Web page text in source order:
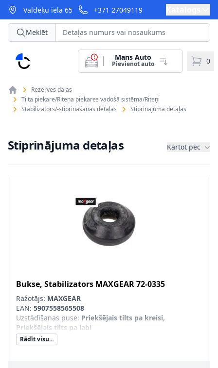
Valdeķu iela 65 +371 27049119
CarParts
Meklēt
Mans Auto
Pievienot auto 0
Rezerves daļas
Tilta piekare/Riteņa piekares vadošā sistēma/Riteņi
Stabilizators/-stiprināšanas detaļas
Stiprinājuma detaļas
Stiprinājuma detaļas Kārtot pēc
Bukse, Stabilizators MAXGEAR72-0335
Ražotājs: MAXGEAR
EAN: 5907558565508
Uzstādīšanas puse: Priekšējais tilts pa kreisi,
Priekšējais tilts pa labi
Rādīt visu...